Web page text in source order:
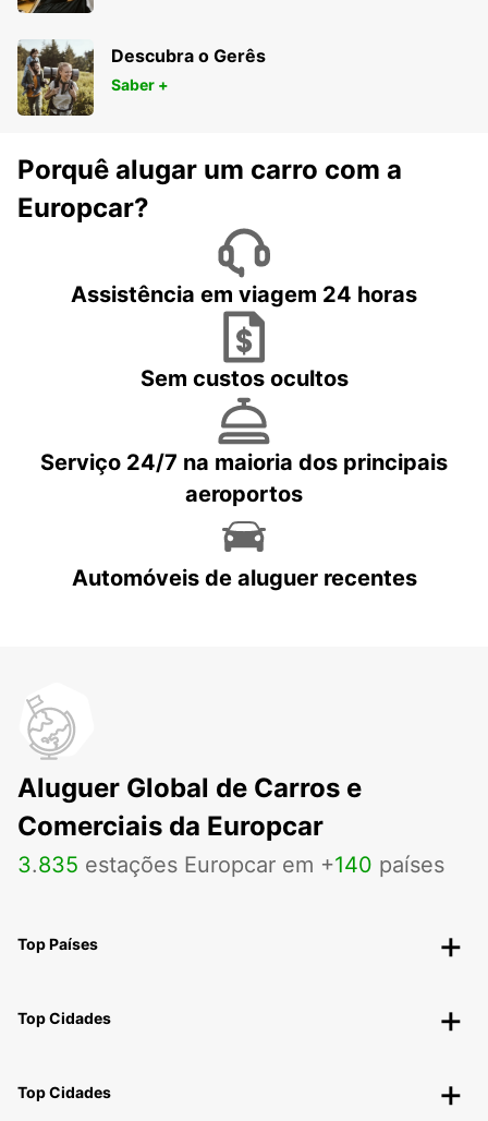
Descubra o Gerês
Saber +
Porquê alugar um carro com a
Europcar?
Assistência em viagem 24 horas
Sem custos ocultos
Serviço 24/7 na maioria dos principais
aeroportos
Automóveis de aluguer recentes
Aluguer Global de Carros e
Comerciais da Europcar
3.835 estações Europcar em +140 países
Top Países
Top Cidades
Top Cidades